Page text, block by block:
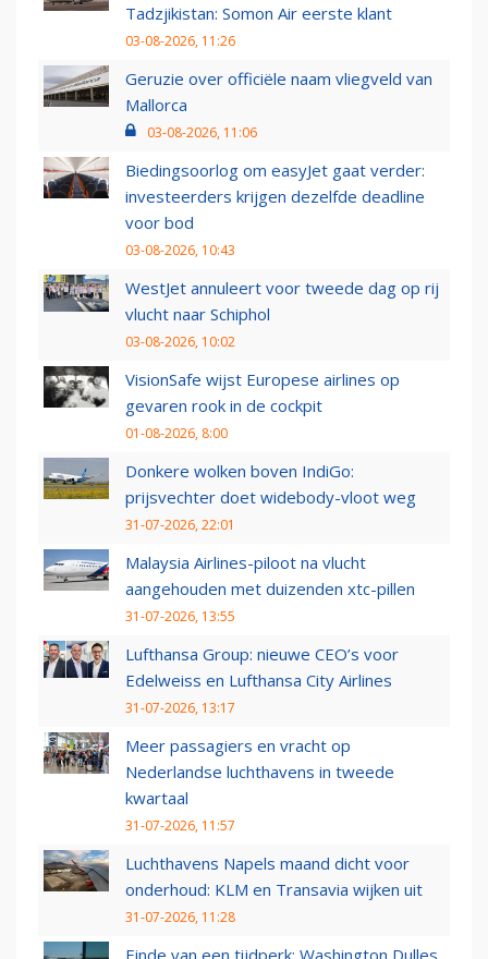
Tadzjikistan: Somon Air eerste klant
03-08-2026, 11:26
Geruzie over officiële naam vliegveld van
Mallorca
03-08-2026, 11:06
Biedingsoorlog om easyJet gaat verder:
investeerders krijgen dezelfde deadline
voor bod
03-08-2026, 10:43
WestJet annuleert voor tweede dag op rij
vlucht naar Schiphol
03-08-2026, 10:02
VisionSafe wijst Europese airlines op
gevaren rook in de cockpit
01-08-2026, 8:00
Donkere wolken boven IndiGo:
prijsvechter doet widebody-vloot weg
31-07-2026, 22:01
Malaysia Airlines-piloot na vlucht
aangehouden met duizenden xtc-pillen
31-07-2026, 13:55
Lufthansa Group: nieuwe CEO’s voor
Edelweiss en Lufthansa City Airlines
31-07-2026, 13:17
Meer passagiers en vracht op
Nederlandse luchthavens in tweede
kwartaal
31-07-2026, 11:57
Luchthavens Napels maand dicht voor
onderhoud: KLM en Transavia wijken uit
31-07-2026, 11:28
Einde van een tijdperk: Washington Dulles